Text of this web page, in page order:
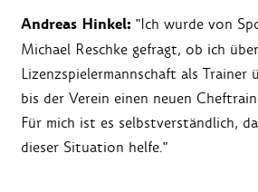
Andreas Hinkel: "Ich wurde von
Michael Reschke gefragt, ob ich
Lizenzspielermannschaft als Trainer
bis der Verein einen neuen
Für mich ist es selbstverständlich,
dieser Situation helfe."